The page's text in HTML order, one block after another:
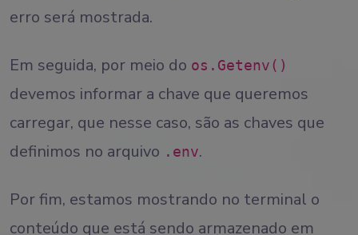
erro será mostrada.
Em seguida, por meio do os.Getenv()
devemos informar a chave que queremos
carregar, que nesse caso, são as chaves que
definimos no arquivo .env.
Por fim, estamos mostrando no terminal o
conteúdo que está sendo armazenado em